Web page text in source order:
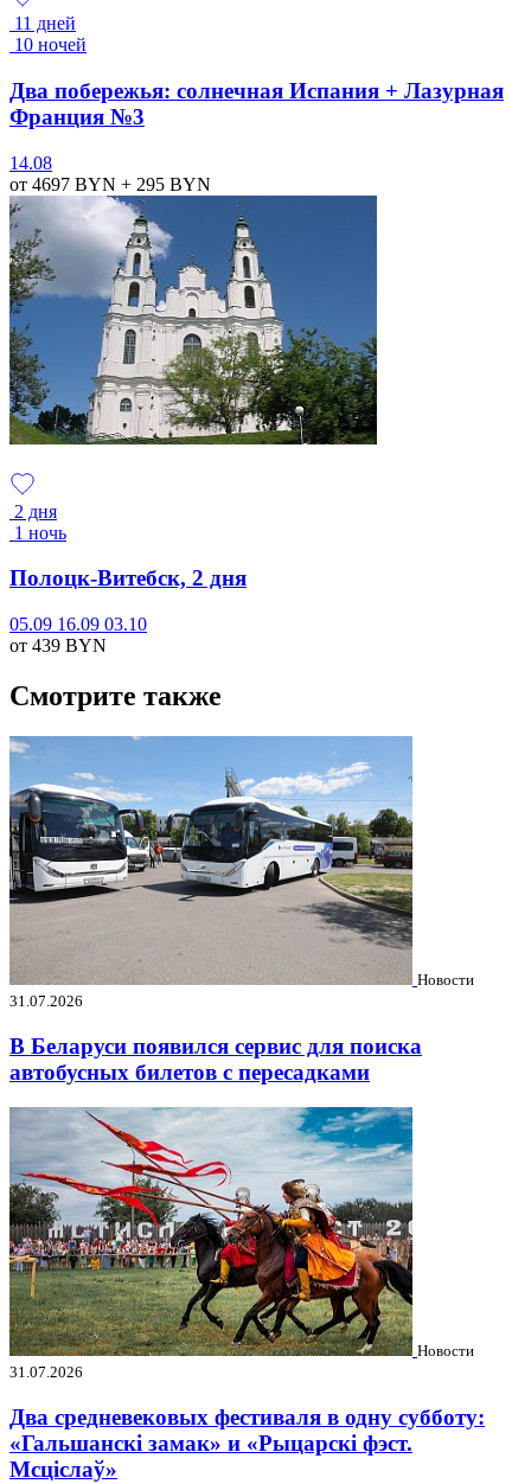
11 дней
10 ночей
Два побережья: солнечная Испания + Лазурная
Франция №3
14.08
от 4697 BYN + 295 BYN
2 дня
1 ночь
Полоцк-Витебск, 2 дня
05.09 16.09 03.10
от 439 BYN
Смотрите также
Новости
31.07.2026
В Беларуси появился сервис для поиска
автобусных билетов с пересадками
Новости
31.07.2026
Два средневековых фестиваля в одну субботу:
«Гальшанскі замак» и «Рыцарскі фэст.
Мсціслаў»